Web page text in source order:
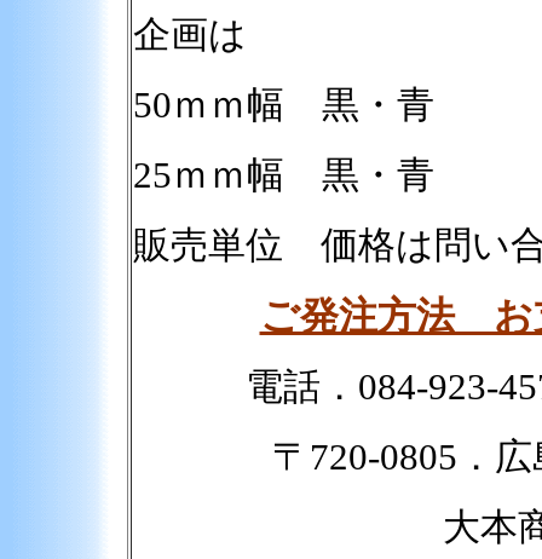
企画は
50ｍｍ幅 黒・青
25ｍｍ幅 黒・青
販売単位 価格は問い
ご発注方法
電話．084-923-
〒720-0805．
大本